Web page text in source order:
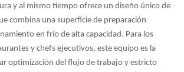
y al mismo tiempo ofrece un diseño único de
combina una superficie de preparación
en frío de alta capacidad. Para los
y chefs ejecutivos, este equipo es la
optimización del flujo de trabajo y estricto